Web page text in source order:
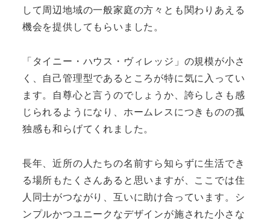
して周辺地域の一般家庭の方々とも関わりあえる
機会を提供してもらいました。
「タイニー・ハウス・ヴィレッジ」の規模が小さ
く、自己管理型であるところが特に気に入ってい
ます。自尊心と言うのでしょうか、誇らしさも感
じられるようになり、ホームレスにつきものの孤
独感も和らげてくれました。
長年、近所の人たちの名前すら知らずに生活でき
る場所もたくさんあると思いますが、ここでは住
人同士がつながり、互いに助け合っています。シ
ンプルかつユニークなデザインが施された小さな